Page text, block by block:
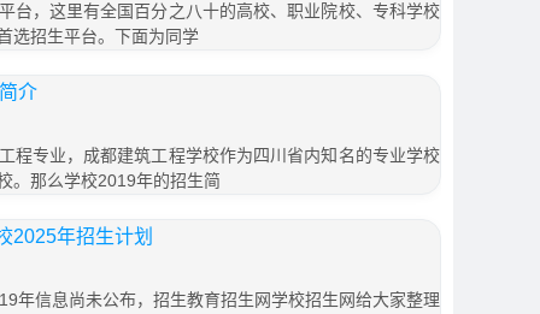
台，这里有全国百分之八十的高校、职业院校、专科学校
选招生平台。下面为同学
介
程专业，成都建筑工程学校作为四川省内知名的专业学校
。那么学校2019年的招生简
2025年招生计划
年信息尚未公布，招生教育招生网学校招生网给大家整理